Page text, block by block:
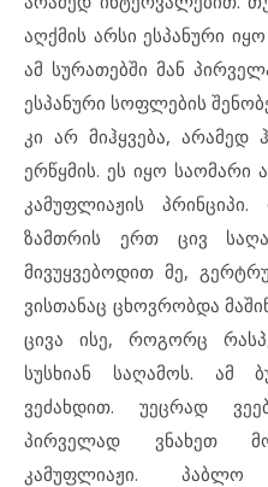
აღქმის არსი ესპანური
ამ სურათებში მან
ესპანური სოფლების
კი არ მიჰყვება, არამედ
ერწყმის. ეს იყო საომარი
კამუფლიაჟის
ზამთრის ერთ ცივ
მივუყვებოდით მე,
ვისთანაც ცხოვრობდა
ცივა ისე, როგორც
სუსხიან საღამოს. ამ
ვეძახდით. უეცრად
პირველად ვნახეთ
კამუფლიაჟი. პაბლო